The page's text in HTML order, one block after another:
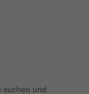
suchen und